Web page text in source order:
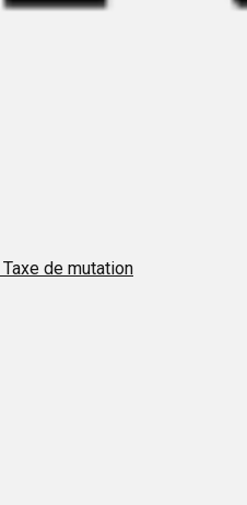
Taxe de mutation